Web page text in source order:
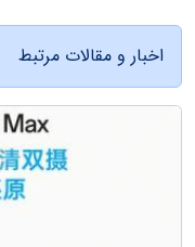
اخبار و مقالات مرتبط